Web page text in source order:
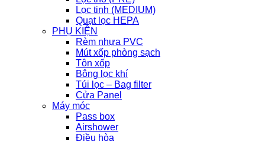
Lọc tinh (MEDIUM)
Quạt lọc HEPA
PHỤ KIỆN
Rèm nhựa PVC
Mút xốp phòng sạch
Tôn xốp
Bông lọc khí
Túi lọc – Bag filter
Cửa Panel
Máy móc
Pass box
Airshower
Điều hòa